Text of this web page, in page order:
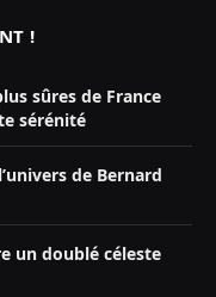
!
sûres de France
sérénité
de Bernard
un doublé céleste